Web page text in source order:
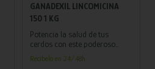
GANADEXIL LINCOMICINA
150 1 KG
Potencia la salud de tus
cerdos con este poderoso
antibiótico en polvo, es la
solución que necesitas para
Recíbelo en 24/48h